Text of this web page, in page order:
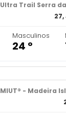
Ultra Trail Serra
Masculinos
24 º
MIUT® - Madeira